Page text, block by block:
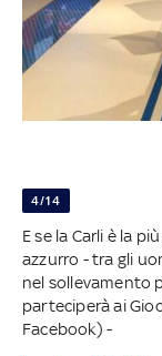
4/14
E se la Carli è la
azzurro - tra gli
nel sollevamento
parteciperà ai
Facebook) -